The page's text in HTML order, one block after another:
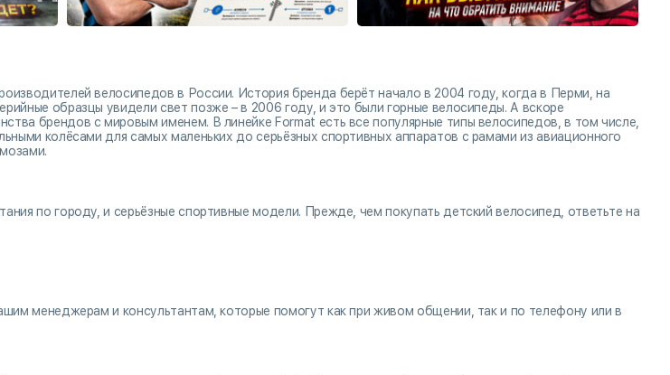
велосипедов в России. История бренда берёт начало в 2004 году, когда в Перми, на
образцы увидели свет позже – в 2006 году, и это были горные велосипеды. А вскоре
брендов с мировым именем. В линейке Format есть все популярные типы велосипедов, в том числе,
колёсами для самых маленьких до серьёзных спортивных аппаратов с рамами из авиационного
по городу, и серьёзные спортивные модели. Прежде, чем покупать детский велосипед, ответьте на
менеджерам и консультантам, которые помогут как при живом общении, так и по телефону или в